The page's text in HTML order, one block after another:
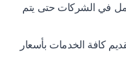
في الشركات حتى يتم
كافة الخدمات بأسعار